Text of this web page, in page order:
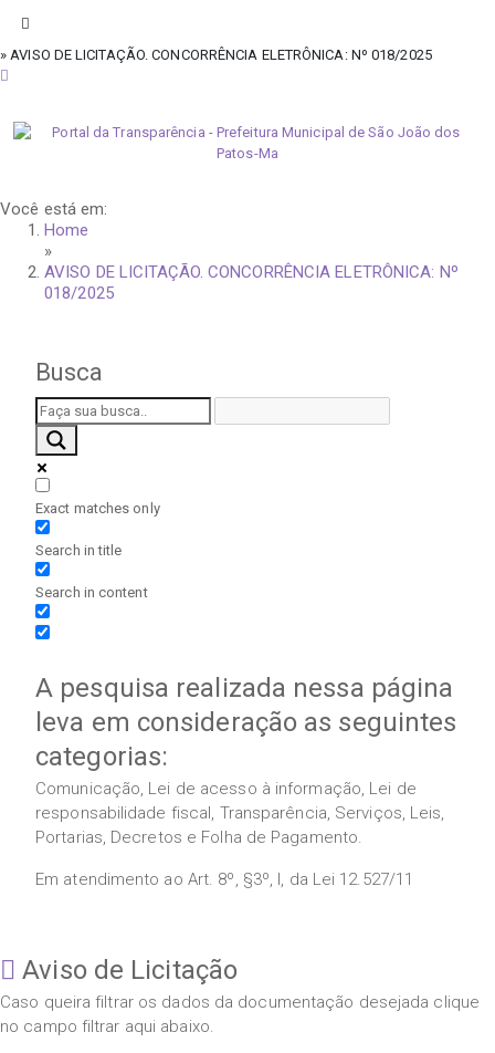
» AVISO DE LICITAÇÃO. CONCORRÊNCIA ELETRÔNICA: Nº 018/2025
Você está em:
Home
»
AVISO DE LICITAÇÃO. CONCORRÊNCIA ELETRÔNICA: Nº
018/2025
Busca
Exact matches only
Search in title
Search in content
A pesquisa realizada nessa página
leva em consideração as seguintes
categorias:
Comunicação, Lei de acesso à informação, Lei de
responsabilidade fiscal, Transparência, Serviços, Leis,
Portarias, Decretos e Folha de Pagamento.
Em atendimento ao Art. 8º, §3º, I, da Lei 12.527/11
Aviso de Licitação
Caso queira filtrar os dados da documentação desejada clique
no campo filtrar aqui abaixo.